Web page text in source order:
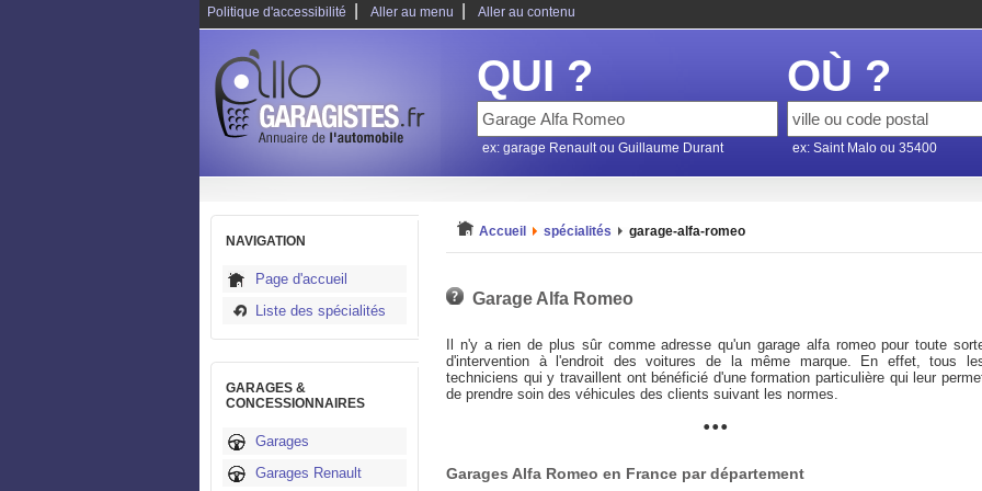
Politique d'accessibilité Aller au menu Aller au contenu
QUI ?
ex: garage Renault ou Guillaume Durant
OÙ ?
ex: Saint Malo ou 35400
NAVIGATION
Page d'accueil
Liste des spécialités
GARAGES &
CONCESSIONNAIRES
Garages
Garages Renault
Accueil spécialités garage-alfa-romeo
Garage Alfa Romeo
Il n'y a rien de plus sûr comme adresse qu'un garage alfa romeo pour toute
d'intervention à l'endroit des voitures de la même marque. En effet, tous
techniciens qui y travaillent ont bénéficié d'une formation particulière qui leur
de prendre soin des véhicules des clients suivant les normes.
De plus, dans un garage alfa romeo, tous les accessoires et toutes les pièces
...
Garages Alfa Romeo en France par département